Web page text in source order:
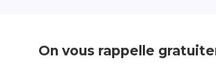
On vous rappelle